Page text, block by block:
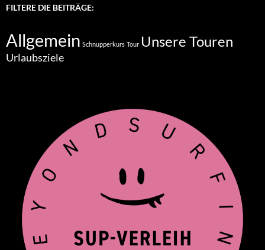
FILTERE DIE BEITRÄGE:
Allgemein Schnupperkurs Tour Unsere Touren
Urlaubsziele